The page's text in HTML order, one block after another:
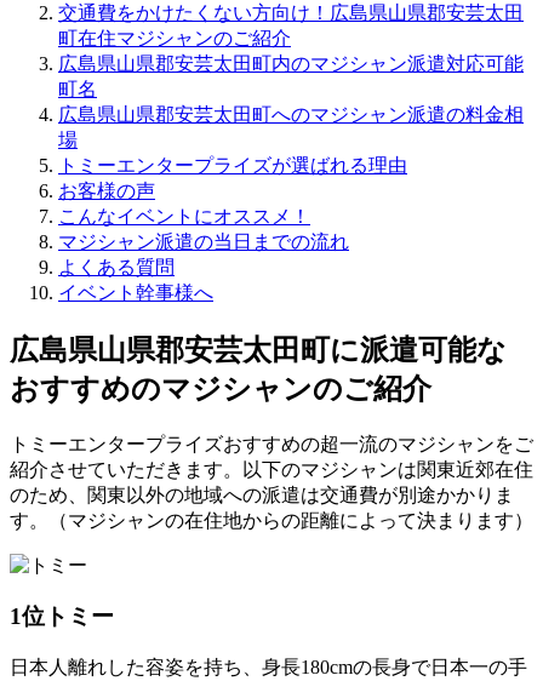
交通費をかけたくない方向け！広島県山県郡安芸太田
町在住マジシャンのご紹介
広島県山県郡安芸太田町内のマジシャン派遣対応可能
町名
広島県山県郡安芸太田町へのマジシャン派遣の料金相
場
トミーエンタープライズが選ばれる理由
お客様の声
こんなイベントにオススメ！
マジシャン派遣の当日までの流れ
よくある質問
イベント幹事様へ
広島県山県郡安芸太田町に派遣可能な
おすすめのマジシャンのご紹介
トミーエンタープライズおすすめの超一流のマジシャンをご
紹介させていただきます。以下のマジシャンは関東近郊在住
のため、関東以外の地域への派遣は交通費が別途かかりま
す。（マジシャンの在住地からの距離によって決まります）
1位 トミー
日本人離れした容姿を持ち、身長180cmの長身で日本一の手